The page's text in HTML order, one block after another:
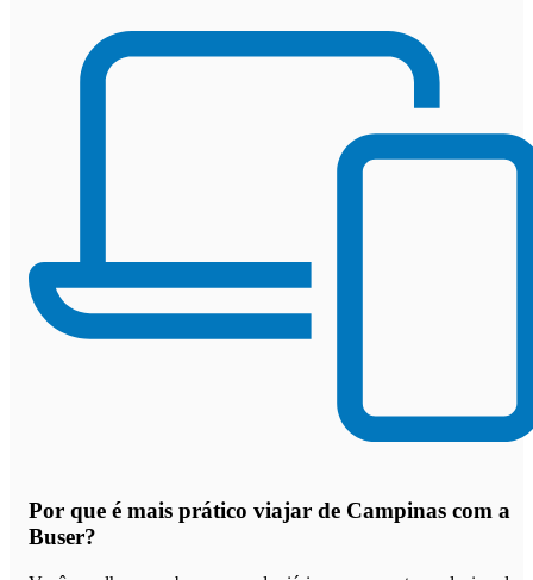
Por que é mais prático viajar de Campinas com a
Buser?